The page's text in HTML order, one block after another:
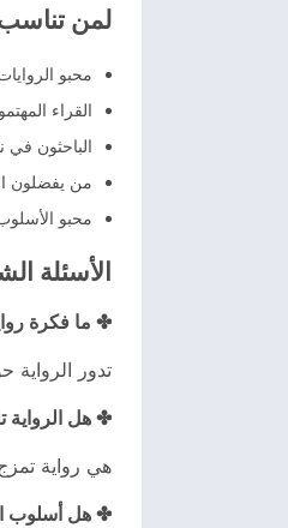
لمن تناسب
محبو
القراء
الباحثون في
من يفضلون
محبو
الأسئلة
✤ ما فكرة
تدور
✤ هل الرواية
هي رواية
✤ هل أسلوب